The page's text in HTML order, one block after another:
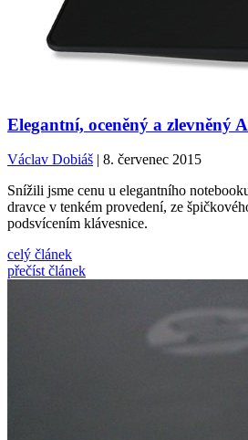
Elegantní, oceněný a zlevněný
Václav Dobiáš | 8. červenec 2015
Snížili jsme cenu u elegantního
dravce v tenkém provedení, ze
podsvícením klávesnice.
celý článek
přečíst článek